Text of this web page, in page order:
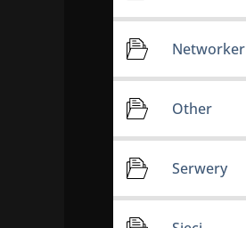
Networker
Other
Serwery